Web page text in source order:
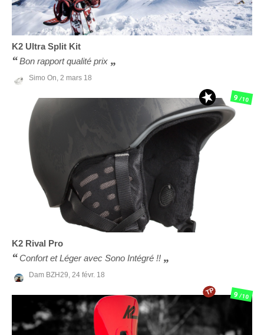
K2 Ultra Split Kit
Bon rapport qualité prix
Simo On, 2 mars 18
K2 Rival Pro
Confort et Léger avec Sono Intégré !!
Dam BZH29, 24 févr. 18
9/10
9/10
TP